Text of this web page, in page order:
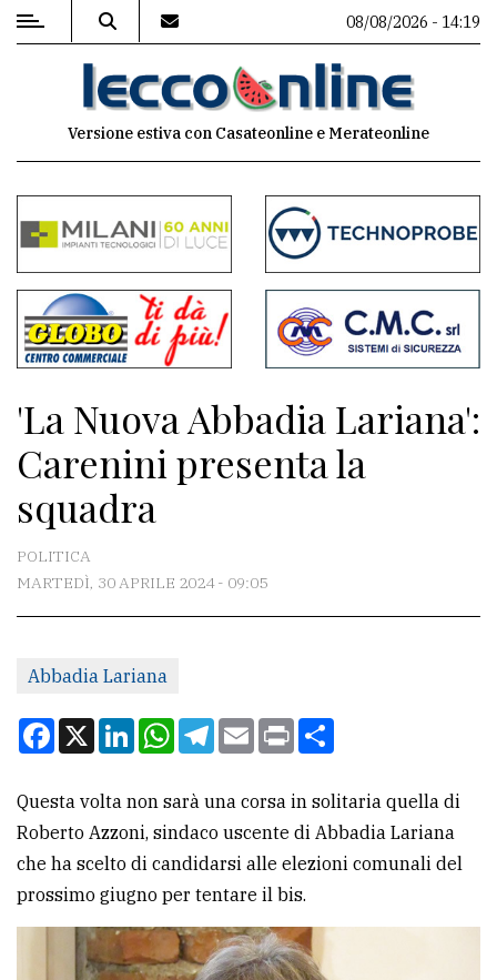
MENU
commenti
Contenuti
del
sito
Meteo
CONTATTI
La
redazione
Per
tua
CERCA
Cerca
comune
08/08/2026 - 14:19
Versione estiva con Casateonline e Merateonline
'La Nuova Abbadia Lariana':
Carenini presenta la
squadra
POLITICA
MARTEDÌ, 30 APRILE 2024 - 09:05
Abbadia Lariana
Facebook
X LinkedInWhatsApp
Telegram
EmailPrint
Questa volta non sarà una corsa in solitaria quella di
Roberto Azzoni, sindaco uscente di Abbadia Lariana
che ha scelto di candidarsi alle elezioni comunali del
prossimo giugno per tentare il bis.